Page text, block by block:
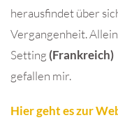
herausfindet über
Vergangenheit.
Setting (Frankreich)
gefallen mir.
Hier geht es zur